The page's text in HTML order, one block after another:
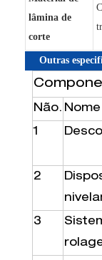
lâmina de
corte
Outras
Não. Nome
1
2
3